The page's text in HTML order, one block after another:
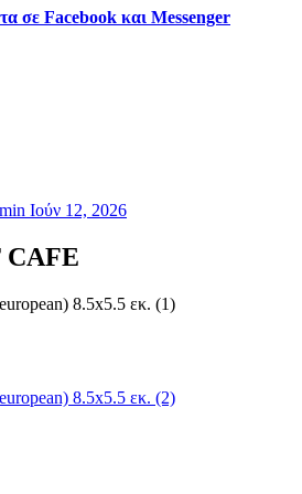
σε Facebook και Messenger
Ιούν 12, 2026
CAFE